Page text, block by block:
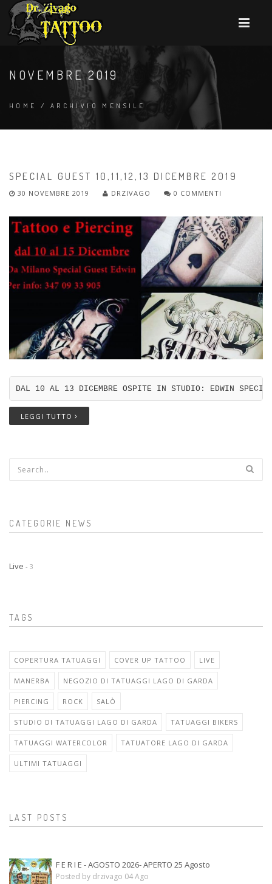
NOVEMBRE 2019
HOME / ARCHIVIO MENSILE
SPECIAL GUEST 10,11,12,13 DICEMBRE 2019
30 NOVEMBRE 2019 DRZIVAGO 0 COMMENTI
DAL 10 AL 13 DICEMBRE OSPITE IN STUDIO: EDWIN
LEGGI TUTTO
Form di ricerca
CATEGORIE NEWS
Live - 3
TAGS
COPERTURA TATUAGGI COVER UP TATTOO LIVE
MANERBA NEGOZIO DI TATUAGGI LAGO DI GARDA
PIERCING ROCK SALÒ
STUDIO DI TATUAGGI LAGO DI GARDA TATUAGGI BIKERS
TATUAGGI WATERCOLOR TATUATORE LAGO DI GARDA
ULTIMI TATUAGGI
LAST POSTS
F E R I E - AGOSTO 2026- APERTO 25 Agosto
Posted by drzivago 04 Ago